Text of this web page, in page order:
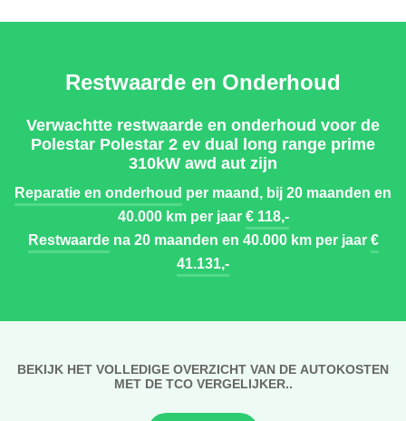
Restwaarde en Onderhoud
Verwachtte restwaarde en onderhoud voor de
Polestar Polestar 2 ev dual long range prime
310kW awd aut zijn
Reparatie en onderhoud per maand, bij 20 maanden en
40.000 km per jaar€ 118,-
Restwaardena 20 maanden en 40.000 km per jaar€
41.131,-
BEKIJK HET VOLLEDIGE OVERZICHT VAN DE AUTOKOSTEN
MET DE TCO VERGELIJKER..